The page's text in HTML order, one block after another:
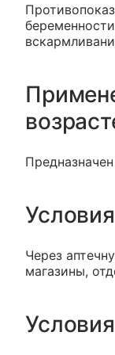
Через
магазины,